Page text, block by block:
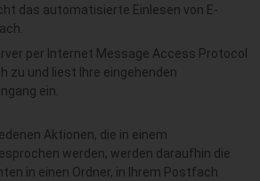
das automatisierte Einlesen von E-
per Internet Message Access Protocol
zu und liest Ihre eingehenden
ein.
Aktionen, die in einem
werden, werden daraufhin die
in einen Ordner, in Ihrem Postfach